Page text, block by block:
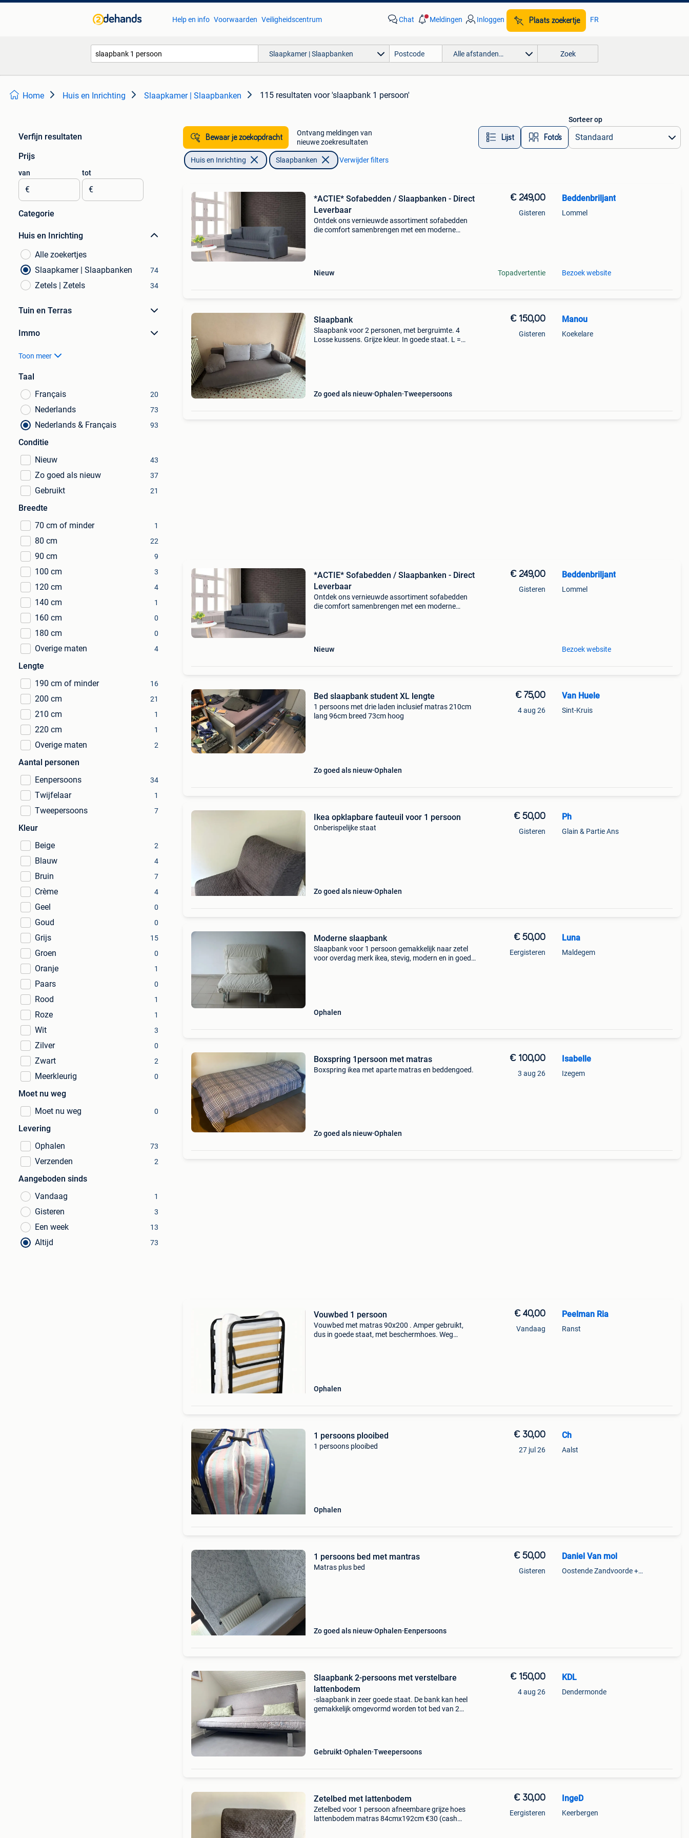
Help en info Voorwaarden Veiligheidscentrum Chat Meldingen Inloggen Plaats zoekertje FR
Slaapkamer | Slaapbanken Alle afstanden… Zoek
Home Huis en Inrichting Slaapkamer | Slaapbanken 115 resultaten voor 'slaapbank 1 persoon'
Verfijn resultaten
Prijs
van
€
tot
€
Categorie
Huis en Inrichting
Alle zoekertjes
Slaapkamer | Slaapbanken
74
Zetels | Zetels 34
Tuin en Terras
Immo
Toon meer
Taal
Français
20
Nederlands 73
Nederlands & Français 93
Conditie
Nieuw
43
Zo goed als nieuw 37
Gebruikt 21
Breedte
70 cm of minder
1
80 cm 22
90 cm 9
100 cm 3
120 cm 4
140 cm 1
160 cm 0
180 cm 0
Overige maten 4
Lengte
190 cm of minder
16
200 cm 21
210 cm 1
220 cm 1
Overige maten 2
Aantal personen
Eenpersoons
34
Twijfelaar 1
Tweepersoons 7
Kleur
Beige
2
Blauw 4
Bruin 7
Crème 4
Geel 0
Goud 0
Grijs 15
Groen 0
Oranje 1
Paars 0
Rood 1
Roze 1
Wit 3
Zilver 0
Zwart 2
Meerkleurig 0
Moet nu weg
Moet nu weg
0
Levering
Ophalen
73
Verzenden 2
Aangeboden sinds
Vandaag
1
Gisteren 3
Een week 13
Altijd 73
Bewaar je zoekopdracht
Ontvang meldingen van
nieuwe zoekresultaten
Lijst Foto’s
Sorteer op
Huis en Inrichting Slaapbanken Verwijder filters
*ACTIE* Sofabedden / Slaapbanken - Direct
Leverbaar
Ontdek ons vernieuwde assortiment sofabedden
die comfort samenbrengen met een moderne
Nieuw
€ 249,00
Gisteren
Topadvertentie
Beddenbriljant
Lommel
Bezoek website
Slaapbank
Slaapbank voor 2 personen, met bergruimte. 4
Losse kussens. Grijze kleur. In goede staat. L =
Zo goed als nieuw Ophalen Tweepersoons
€ 150,00
Gisteren
Manou
Koekelare
*ACTIE* Sofabedden / Slaapbanken - Direct
Leverbaar
Ontdek ons vernieuwde assortiment sofabedden
die comfort samenbrengen met een moderne
Nieuw
€ 249,00
Gisteren
Beddenbriljant
Lommel
Bezoek website
Bed slaapbank student XL lengte
1 persoons met drie laden inclusief matras 210cm
lang 96cm breed 73cm hoog
Zo goed als nieuw Ophalen
€ 75,00
4 aug 26
Van Huele
Sint-Kruis
Ikea opklapbare fauteuil voor 1 persoon
Onberispelijke staat
Zo goed als nieuw Ophalen
€ 50,00
Gisteren
Ph
Glain & Partie Ans
Moderne slaapbank
Slaapbank voor 1 persoon gemakkelijk naar zetel
voor overdag merk ikea, stevig, modern en in goede
Ophalen
€ 50,00
Eergisteren
Luna
Maldegem
Boxspring 1persoon met matras
Boxspring ikea met aparte matras en beddengoed.
Zo goed als nieuw Ophalen
€ 100,00
3 aug 26
Isabelle
Izegem
Vouwbed 1 persoon
Vouwbed met matras 90x200 . Amper gebruikt,
dus in goede staat, met beschermhoes. Weg
Ophalen
€ 40,00
Vandaag
Peelman Ria
Ranst
1 persoons plooibed
1 persoons plooibed
Ophalen
€ 30,00
27 jul 26
Ch
Aalst
1 persoons bed met mantras
Matras plus bed
Zo goed als nieuw Ophalen Eenpersoons
€ 50,00
Gisteren
Daniel Van mol
Oostende Zandvoorde +Oostende
Slaapbank 2-persoons met verstelbare
lattenbodem
-slaapbank in zeer goede staat. De bank kan heel
gemakkelijk omgevormd worden tot bed van 2
Gebruikt Ophalen Tweepersoons
€ 150,00
4 aug 26
KDL
Dendermonde
Zetelbed met lattenbodem
Zetelbed voor 1 persoon afneembare grijze hoes
lattenbodem matras 84cmx192cm €30 (cash
€ 30,00
Eergisteren
IngeD
Keerbergen